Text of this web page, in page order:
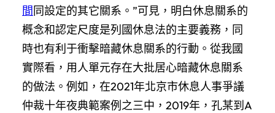
間同設定的其它關系。”可見，明白休息關系的
概念和認定尺度是列國休息法的主要義務，同
時也有利于衝擊暗藏休息關系的行動。從我國
實際看，用人單元存在大批居心暗藏休息關系
的做法。例如，在2021年北京市休息人事爭議
仲裁十年夜典範案例之三中，2019年，孔某到A